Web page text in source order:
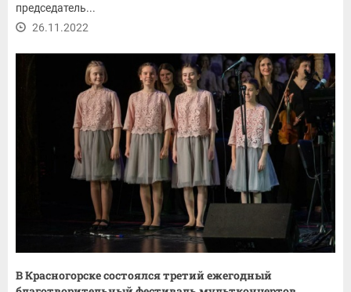
председатель...
26.11.2022
В Красногорске состоялся третий ежегодный